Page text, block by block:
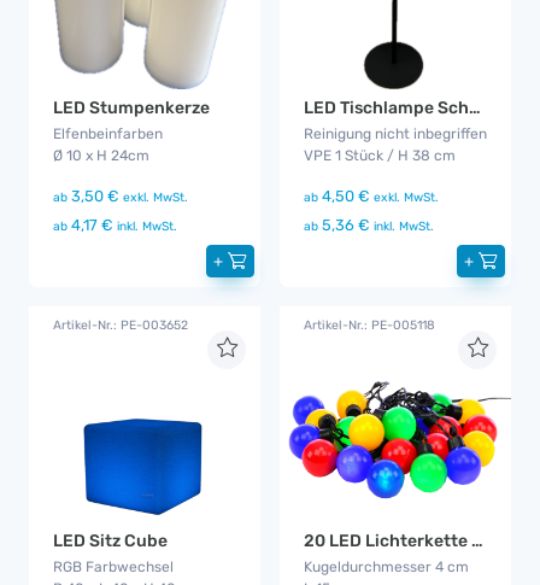
LED Stumpenkerze
Elfenbeinfarben
Ø 10 x H 24cm
ab 3,50 € exkl. MwSt.
ab 4,17 € inkl. MwSt.
+
LED Tischlampe Schwarz Akku
Reinigung nicht inbegriffen
VPE 1 Stück / H 38 cm
ab 4,50 € exkl. MwSt.
ab 5,36 € inkl. MwSt.
+
Artikel-Nr.: PE-003652
LED Sitz Cube
RGB Farbwechsel
Artikel-Nr.: PE-005118
20 LED Lichterkette Bunt CS
Kugeldurchmesser 4 cm